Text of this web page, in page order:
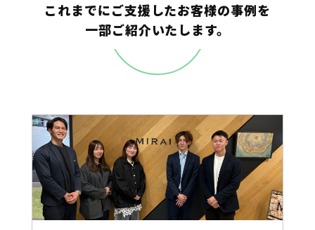
これまでにご支援したお客様の事例を
一部ご紹介いたします。